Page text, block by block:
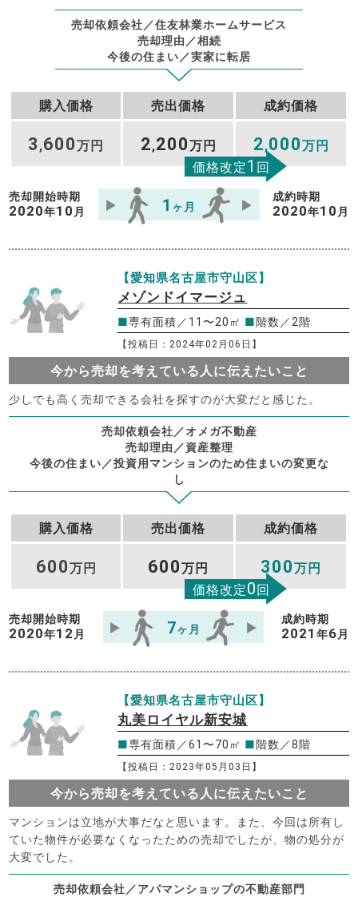
売却依頼会社／住友林業ホームサービス
売却理由／相続
今後の住まい／実家に転居
購入価格 売出価格 成約価格
3 ,600万円 2,200万円 2,000万円
価格改定1 回
売却開始時期
2020年10 月 1 ヶ月
成約時期
2020年10 月
【愛知県名古屋市守山区】
メゾンドイマージュ
■専有面積／11〜20㎡ ■階数／2階
【投稿日：2024年02月06日】
今から売却を考えている人に伝えたいこと
少しでも高く売却できる会社を探すのが大変だと感じた。
売却依頼会社／オメガ不動産
売却理由／資産整理
今後の住まい／投資用マンションのため住まいの変更な
し
購入価格 売出価格 成約価格
600万円 600万円 300万円
価格改定0回
売却開始時期
2020年12 月 7ヶ月
成約時期
2021 年6 月
【愛知県名古屋市守山区】
丸美ロイヤル新安城
■専有面積／61〜70㎡ ■階数／8階
【投稿日：2023年05月03日】
今から売却を考えている人に伝えたいこと
マンションは立地が大事だなと思います。また、今回は所有し
ていた物件が必要なくなったための売却でしたが、物の処分が
大変でした。
売却依頼会社／アパマンショップの不動産部門